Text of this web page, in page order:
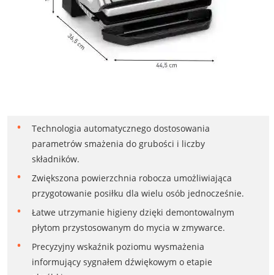
Technologia automatycznego dostosowania
parametrów smażenia do grubości i liczby
składników.
Zwiększona powierzchnia robocza umożliwiająca
przygotowanie posiłku dla wielu osób jednocześnie.
Łatwe utrzymanie higieny dzięki demontowalnym
płytom przystosowanym do mycia w zmywarce.
Precyzyjny wskaźnik poziomu wysmażenia
informujący sygnałem dźwiękowym o etapie